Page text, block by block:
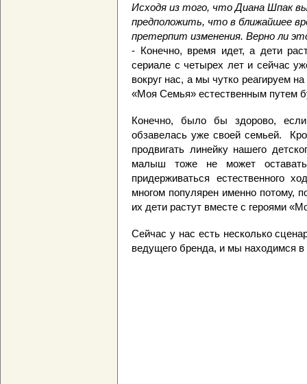
Исходя из того, что Диана Шпак
предположить, что в ближайшее
претерпит изменения. Верно ли
- Конечно, время идет, а дети
сериале с четырех лет и сейчас
вокруг нас, а мы чутко реагируем
«Моя Семья» естественным путем
Конечно, было бы здорово,
обзавелась уже своей семьей.
продвигать линейку нашего
малыш тоже не может
придерживаться естественного
многом популярен именно потому,
их дети растут вместе с героями
Сейчас у нас есть несколько
ведущего бренда, и мы находимся